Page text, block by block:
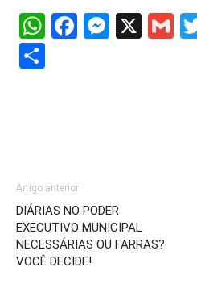
WhatsApp
Facebook
X
Artigo anterior
DIÁRIAS NO PODER
EXECUTIVO MUNICIPAL
NECESSÁRIAS OU FARRAS?
VOCÊ DECIDE!